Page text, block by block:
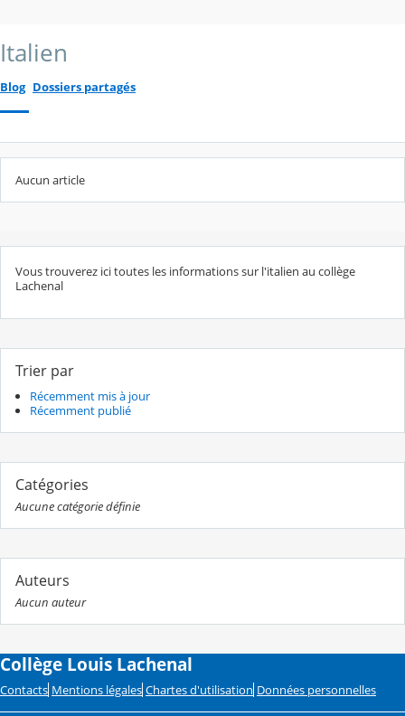
Italien
Blog Dossiers partagés
Aucun article
Vous trouverez ici toutes les informations sur l'italien au collège
Lachenal
Trier par
Récemment mis à jour
Récemment publié
Catégories
Aucune catégorie définie
Auteurs
Aucun auteur
Collège Louis Lachenal
Contacts Mentions légales Chartes d'utilisation Données personnelles